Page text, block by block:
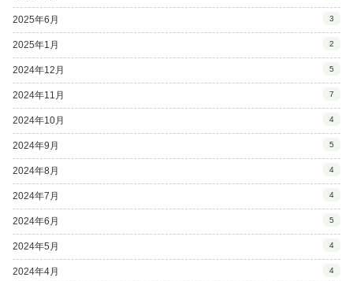
2025年6月 3
2025年1月 2
2024年12月 5
2024年11月 7
2024年10月 4
2024年9月 5
2024年8月 4
2024年7月 4
2024年6月 5
2024年5月 4
2024年4月 4